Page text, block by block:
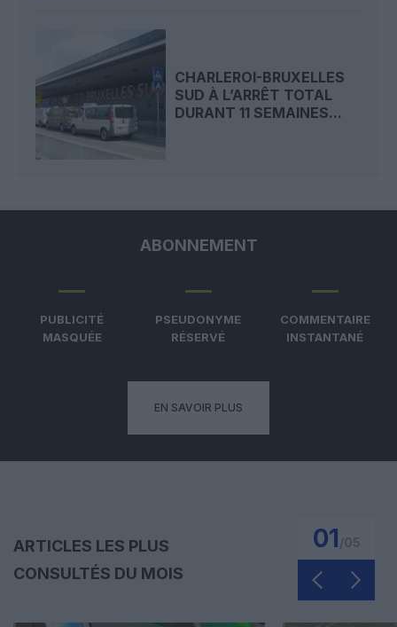
CHARLEROI-BRUXELLES
SUD À L’ARRÊT TOTAL
DURANT 11 SEMAINES...
ABONNEMENT
PUBLICITÉ
MASQUÉE
PSEUDONYME
RÉSERVÉ
COMMENTAIRE
INSTANTANÉ
EN SAVOIR PLUS
ARTICLES LES PLUS
CONSULTÉS DU MOIS
01